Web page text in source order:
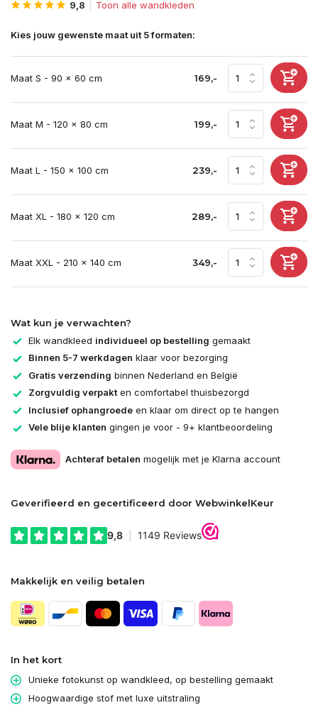
9,8 Toon alle wandkleden
Kies jouw gewenste maat uit 5 formaten:
Maat S - 90 x 60 cm 169,-
Maat M - 120 x 80 cm 199,-
Maat L - 150 x 100 cm 239,-
Maat XL - 180 x 120 cm 289,-
Maat XXL - 210 x 140 cm 349,-
Wat kun je verwachten?
Elk wandkleed individueel op bestelling gemaakt
Binnen 5-7 werkdagen klaar voor bezorging
Gratis verzending binnen Nederland en België
Zorgvuldig verpakten comfortabel thuisbezorgd
Inclusief ophangroede en klaar om direct op te hangen
Vele blije klanten gingen je voor - 9+ klantbeoordeling
Achteraf betalen mogelijk met je Klarna account
Geverifieerd en gecertificeerd door WebwinkelKeur
Makkelijk en veilig betalen
In het kort
Unieke fotokunst op wandkleed, op bestelling gemaakt
Hoogwaardige stof met luxe uitstraling